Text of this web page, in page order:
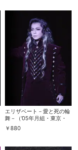
エリザベート－愛と死の輪
舞－（’05年月組・東京・
千秋楽）
￥880